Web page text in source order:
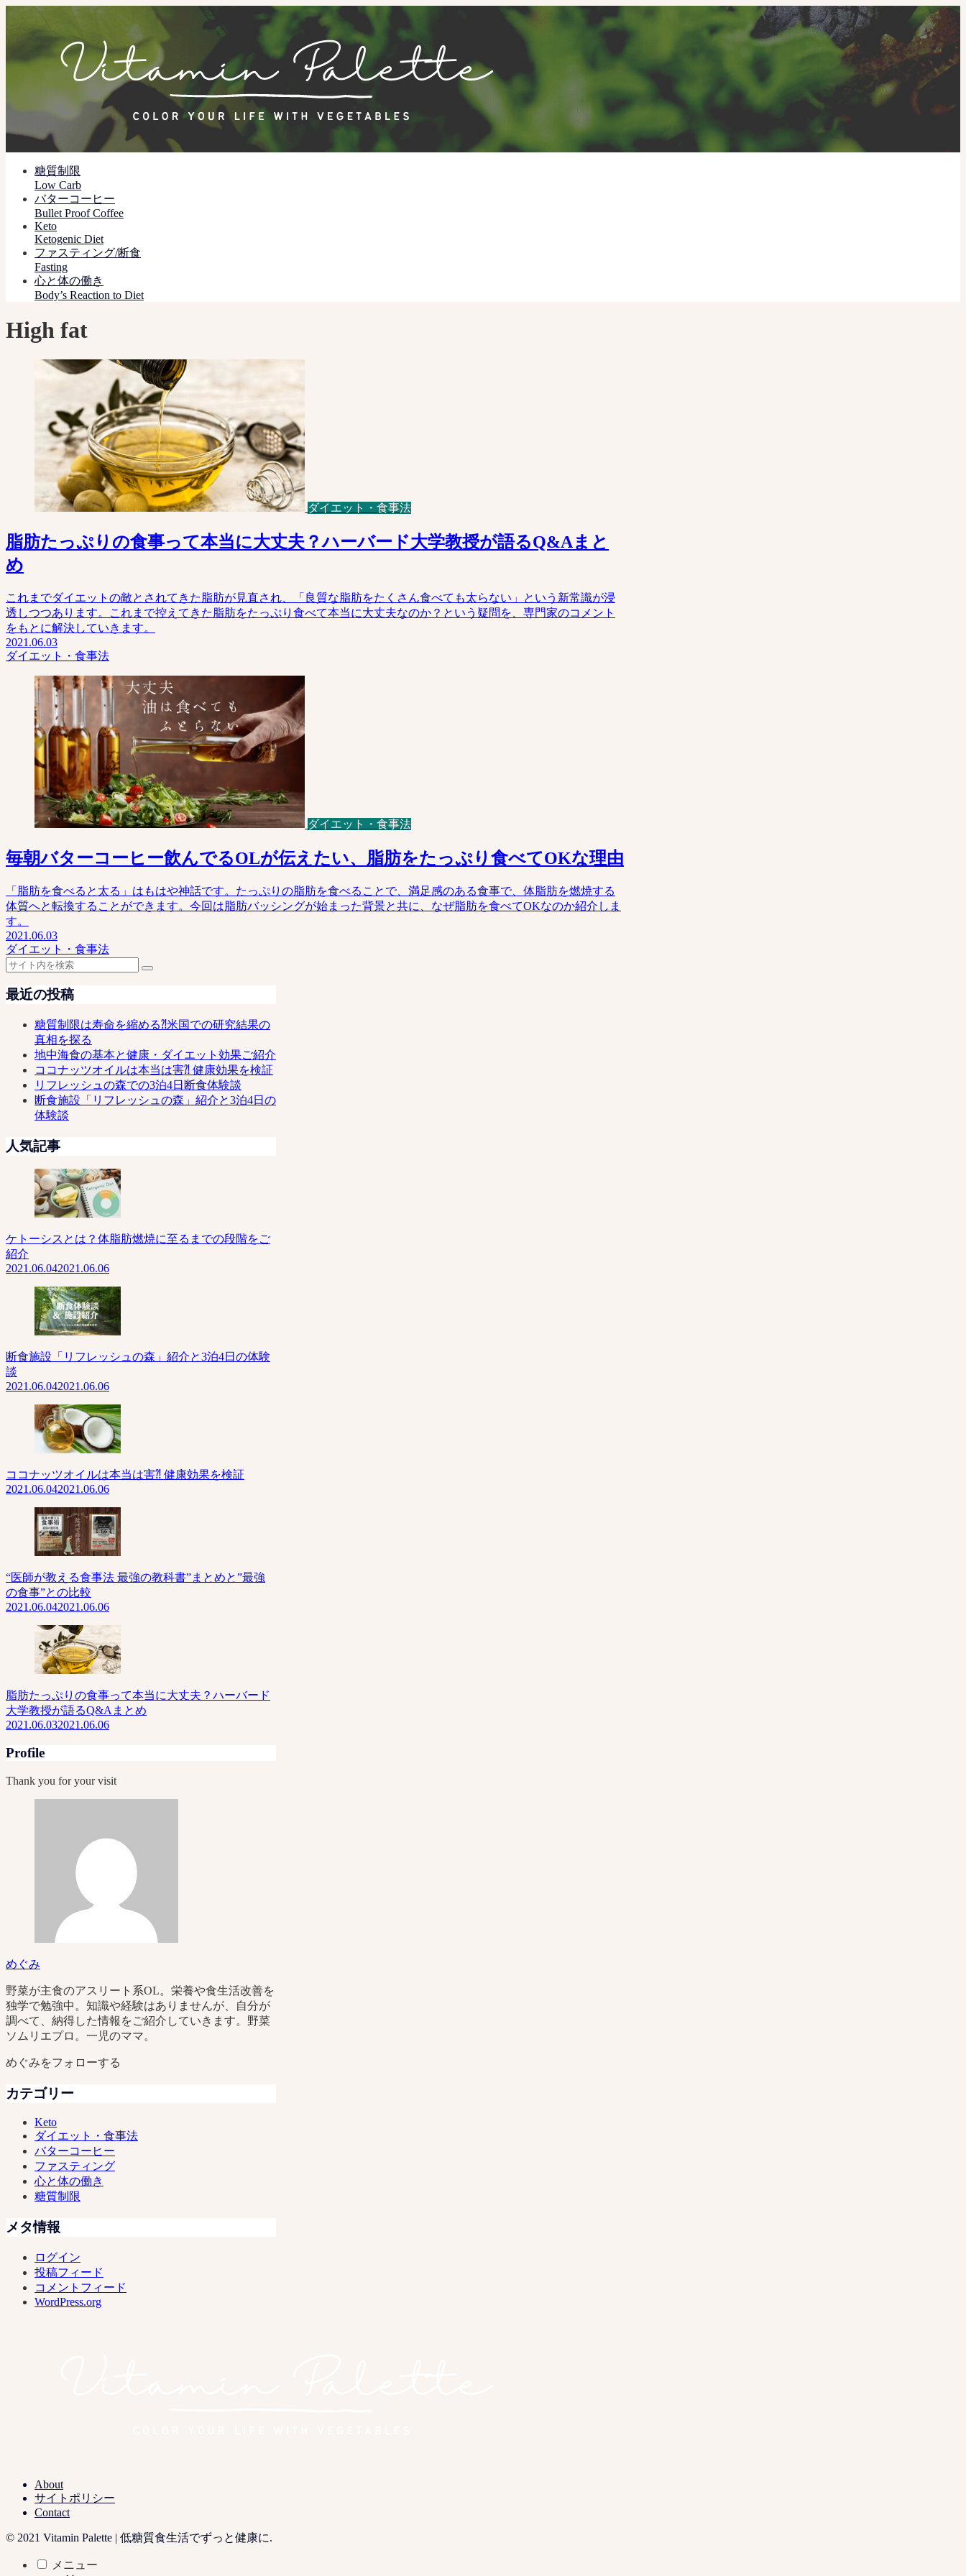
糖質制限
Low Carb
バターコーヒー
Bullet Proof Coffee
Keto
Ketogenic Diet
ファスティング/断食
Fasting
心と体の働き
Body’s Reaction to Diet
High fat
ダイエット・食事法
脂肪たっぷりの食事って本当に大丈夫？ハーバード大学教授が語るQ&Aまと
め
これまでダイエットの敵とされてきた脂肪が見直され、「良質な脂肪をたくさん食べても太らない」という新常識が浸
透しつつあります。これまで控えてきた脂肪をたっぷり食べて本当に大丈夫なのか？という疑問を、専門家のコメント
をもとに解決していきます。
2021.06.03
ダイエット・食事法
ダイエット・食事法
毎朝バターコーヒー飲んでるOLが伝えたい、脂肪をたっぷり食べてOKな理由
「脂肪を食べると太る」はもはや神話です。たっぷりの脂肪を食べることで、満足感のある食事で、体脂肪を燃焼する
体質へと転換することができます。今回は脂肪バッシングが始まった背景と共に、なぜ脂肪を食べてOKなのか紹介しま
す。
2021.06.03
ダイエット・食事法
最近の投稿
糖質制限は寿命を縮める⁈米国での研究結果の
真相を探る
地中海食の基本と健康・ダイエット効果ご紹介
ココナッツオイルは本当は害⁈ 健康効果を検証
リフレッシュの森での3泊4日断食体験談
断食施設「リフレッシュの森」紹介と3泊4日の
体験談
人気記事
ケトーシスとは？体脂肪燃焼に至るまでの段階をご
紹介
2021.06.042021.06.06
断食施設「リフレッシュの森」紹介と3泊4日の体験
談
2021.06.042021.06.06
ココナッツオイルは本当は害⁈ 健康効果を検証
2021.06.042021.06.06
“医師が教える食事法 最強の教科書”まとめと”最強
の食事”との比較
2021.06.042021.06.06
脂肪たっぷりの食事って本当に大丈夫？ハーバード
大学教授が語るQ&Aまとめ
2021.06.032021.06.06
Profile
Thank you for your visit
めぐみ
野菜が主食のアスリート系OL。栄養や食生活改善を
独学で勉強中。知識や経験はありませんが、自分が
調べて、納得した情報をご紹介していきます。野菜
ソムリエプロ。一児のママ。
めぐみをフォローする
カテゴリー
Keto
ダイエット・食事法
バターコーヒー
ファスティング
心と体の働き
糖質制限
メタ情報
ログイン
投稿フィード
コメントフィード
WordPress.org
About
サイトポリシー
Contact
© 2021 Vitamin Palette | 低糖質食生活でずっと健康に.
メニュー